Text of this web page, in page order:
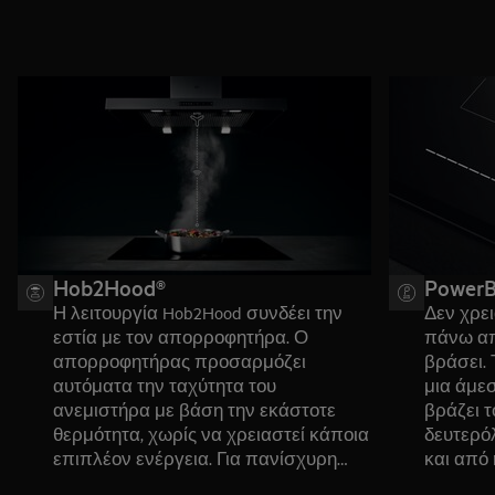
Hob2Hood®
Η λειτουργία Hob2Hood συνδέει την
εστία με τον απορροφητήρα. Ο
απορροφητήρας προσαρμόζει
αυτόματα την ταχύτητα του
ανεμιστήρα με βάση την εκάστοτε
θερμότητα, χωρίς να χρειαστεί κάποια
επιπλέον ενέργεια. Για πανίσχυρη
Δεν
πάνω
βράσει.
μια
βράζει
και από